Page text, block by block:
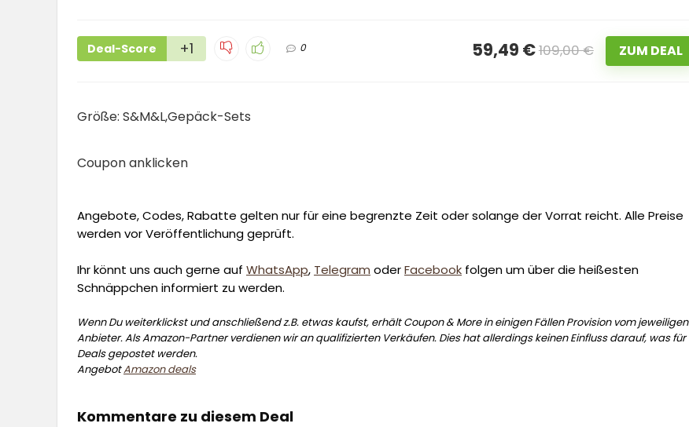
Deal-Score +1 0 59,49 €109,00 € ZUM DEAL
Größe: S&M&L,Gepäck-Sets
Coupon anklicken
Angebote, Codes, Rabatte gelten nur für eine begrenzte Zeit oder solange der Vorrat reicht. Alle Preise
werden vor Veröffentlichung geprüft.
Ihr könnt uns auch gerne auf WhatsApp, Telegram oderFacebook folgen um über die heißesten
Schnäppchen informiert zu werden.
Wenn Du weiterklickst und anschließend z.B. etwas kaufst, erhält Coupon & More in einigen Fällen Provision vom jeweiligen
Anbieter. Als Amazon-Partner verdienen wir an qualifizierten Verkäufen. Dies hat allerdings keinen Einfluss darauf, was für
Deals gepostet werden.
AngebotAmazon deals
Kommentare zu diesem Deal